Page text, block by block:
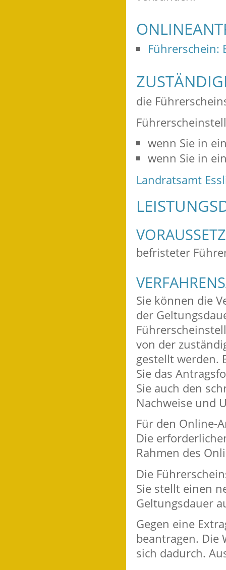
Führerschein:
die
wenn Sie in
wenn Sie in
Landratsamt
befristeter
Sie können die
der
von der
gestellt werden.
Sie das
Sie auch den
Nachweise und
Für den Online-
Die
Rahmen des
Die
Sie stellt einen
Geltungsdauer
Gegen eine
beantragen. Die
sich dadurch.